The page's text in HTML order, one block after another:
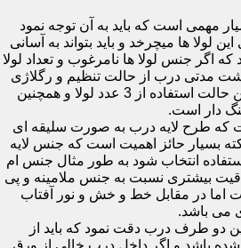
مهمی است که باید به آن توجه نمود
لولا ها میچرخد و باید بتواند به آسانی
اگر جنس لولا ها نامرغوب و تعداد لولا
مدتی درب از حالت تنظیم و رگلاژی
خارج میشود که بهترین حالت استفاده از 3 عدد لولا و همچنین
دار است.
طرح لایه درب به صورت سلیقه ای
بسیار حائز اهمیت است که جنس لایه
انتخاب شود به طور مثال جنس ام
بیشتری نسبت به جنس ملامینه و پی
اما در مقابل خط و خش و نور آفتاب
می باشد.
دو طرف درب دقت نمود که باید از